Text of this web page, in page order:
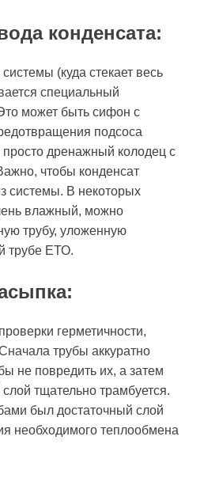
конденсата:
(куда стекает весь
специальный
может быть сифон с
подсоса
просто дренажный колодец с
чтобы конденсат
системы. В некоторых
влажный, можно
трубу, уложенную
трубе ЕТО.
герметичности,
трубы аккуратно
не повредить их, а затем
тщательно трамбуется.
был достаточный слой
необходимого теплообмена